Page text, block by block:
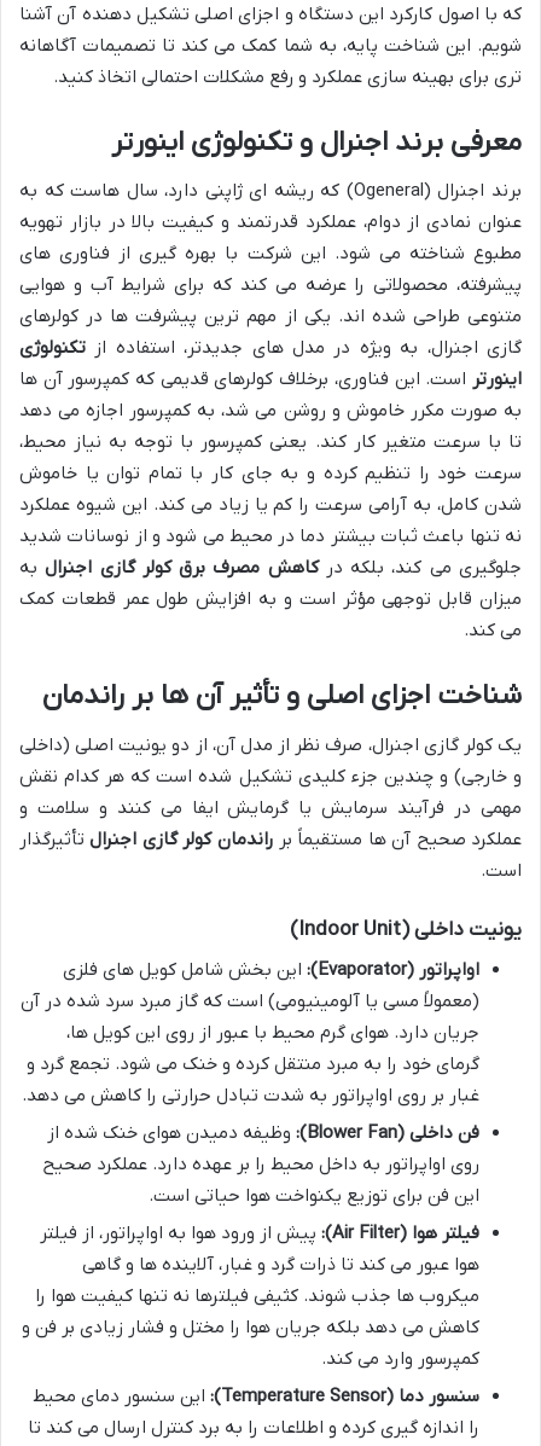
که با اصول کارکرد این دستگاه و اجزای اصلی تشکیل دهنده آن آشنا
شویم. این شناخت پایه، به شما کمک می کند تا تصمیمات آگاهانه
تری برای بهینه سازی عملکرد و رفع مشکلات احتمالی اتخاذ کنید.
معرفی برند اجنرال و تکنولوژی اینورتر
برند اجنرال (Ogeneral) که ریشه ای ژاپنی دارد، سال هاست که به
عنوان نمادی از دوام، عملکرد قدرتمند و کیفیت بالا در بازار تهویه
مطبوع شناخته می شود. این شرکت با بهره گیری از فناوری های
پیشرفته، محصولاتی را عرضه می کند که برای شرایط آب و هوایی
متنوعی طراحی شده اند. یکی از مهم ترین پیشرفت ها در کولرهای
گازی اجنرال، به ویژه در مدل های جدیدتر، استفاده از تکنولوژی
اینورتر است. این فناوری، برخلاف کولرهای قدیمی که کمپرسور آن ها
به صورت مکرر خاموش و روشن می شد، به کمپرسور اجازه می دهد
تا با سرعت متغیر کار کند. یعنی کمپرسور با توجه به نیاز محیط،
سرعت خود را تنظیم کرده و به جای کار با تمام توان یا خاموش
شدن کامل، به آرامی سرعت را کم یا زیاد می کند. این شیوه عملکرد
نه تنها باعث ثبات بیشتر دما در محیط می شود و از نوسانات شدید
جلوگیری می کند، بلکه درکاهش مصرف برق کولر گازی اجنرالبه
میزان قابل توجهی مؤثر است و به افزایش طول عمر قطعات کمک
می کند.
شناخت اجزای اصلی و تأثیر آن ها بر راندمان
یک کولر گازی اجنرال، صرف نظر از مدل آن، از دو یونیت اصلی (داخلی
و خارجی) و چندین جزء کلیدی تشکیل شده است که هر کدام نقش
مهمی در فرآیند سرمایش یا گرمایش ایفا می کنند و سلامت و
عملکرد صحیح آن ها مستقیماً بر راندمان کولر گازی اجنرالتأثیرگذار
است.
یونیت داخلی (Indoor Unit)
اواپراتور (Evaporator):
این بخش شامل کویل های فلزی
(معمولاً مسی یا آلومینیومی) است که گاز مبرد سرد شده در آن
جریان دارد. هوای گرم محیط با عبور از روی این کویل ها،
گرمای خود را به مبرد منتقل کرده و خنک می شود. تجمع گرد و
غبار بر روی اواپراتور به شدت تبادل حرارتی را کاهش می دهد.
فن داخلی (Blower Fan):
وظیفه دمیدن هوای خنک شده از
روی اواپراتور به داخل محیط را بر عهده دارد. عملکرد صحیح
این فن برای توزیع یکنواخت هوا حیاتی است.
فیلتر هوا (Air Filter):
پیش از ورود هوا به اواپراتور، از فیلتر
هوا عبور می کند تا ذرات گرد و غبار، آلاینده ها و گاهی
میکروب ها جذب شوند. کثیفی فیلترها نه تنها کیفیت هوا را
کاهش می دهد بلکه جریان هوا را مختل و فشار زیادی بر فن و
کمپرسور وارد می کند.
سنسور دما (Temperature Sensor):
این سنسور دمای محیط
را اندازه گیری کرده و اطلاعات را به برد کنترل ارسال می کند تا